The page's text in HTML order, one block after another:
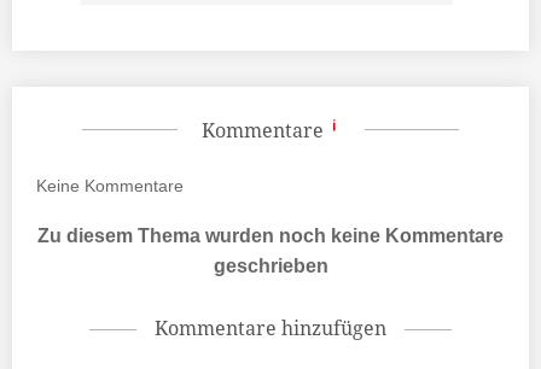
Kommentare
Keine Kommentare
Zu diesem Thema wurden noch keine Kommentare
geschrieben
Kommentare hinzufügen